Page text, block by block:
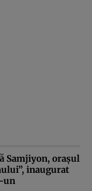
Samjiyon, oraşul
inaugurat
un